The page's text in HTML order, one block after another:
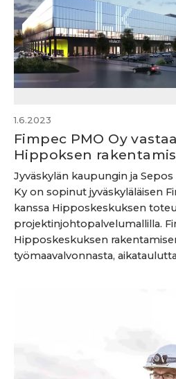
1.6.2023
Fimpec PMO Oy
Hippoksen
Jyväskylän kaupungin ja
Ky on sopinut jyväskyläläisen
kanssa Hipposkeskuksen
projektinjohtopalvelumallilla.
Hipposkeskuksen
työmaavalvonnasta,